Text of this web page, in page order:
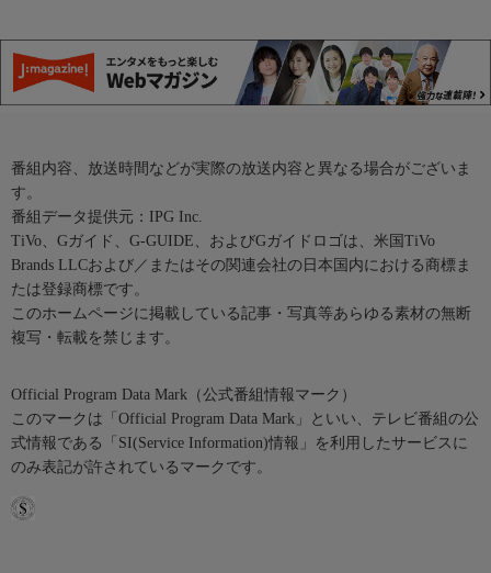
番組内容、放送時間などが実際の放送内容と異なる場合がございま
す。
番組データ提供元：IPG Inc.
TiVo、Gガイド、G-GUIDE、およびGガイドロゴは、米国TiVo
Brands LLCおよび／またはその関連会社の日本国内における商標ま
たは登録商標です。
このホームページに掲載している記事・写真等あらゆる素材の無断
複写・転載を禁じます。
Official Program Data Mark（公式番組情報マーク）
このマークは「Official Program Data Mark」といい、テレビ番組の公
式情報である「SI(Service Information)情報」を利用したサービスに
のみ表記が許されているマークです。